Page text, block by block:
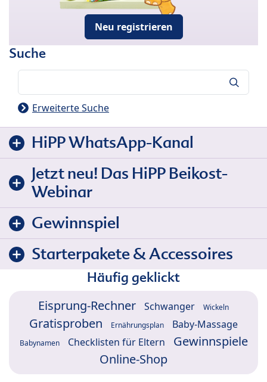
Neu registrieren
Suche
Erweiterte Suche
HiPP WhatsApp-Kanal
Jetzt neu! Das HiPP Beikost-
Webinar
Gewinnspiel
Starterpakete & Accessoires
Häufig geklickt
Eisprung-Rechner Schwanger Wickeln
Gratisproben Ernährungsplan Baby-Massage
Babynamen Checklisten für Eltern
Gewinnspiele
Online-Shop